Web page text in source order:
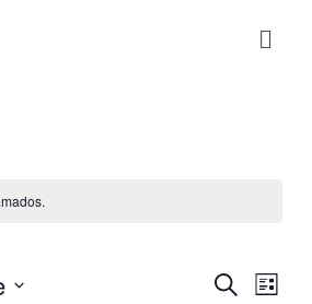
Buscar
Lista